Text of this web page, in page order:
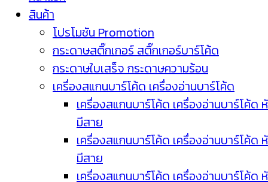
สินค้า
โปรโมชัน Promotion
กระดาษสติ๊กเกอร์ สติ๊กเกอร์บาร์โค้ด
กระดาษใบเสร็จ กระดาษความร้อน
เครื่องสแกนบาร์โค้ด เครื่องอ่านบาร์โค้ด
เครื่องสแกนบาร์โค้ด เครื่องอ่านบาร์โค้ด
มีสาย
เครื่องสแกนบาร์โค้ด เครื่องอ่านบาร์โค้ด
มีสาย
เครื่องสแกนบาร์โค้ด เครื่องอ่านบาร์โค้ด